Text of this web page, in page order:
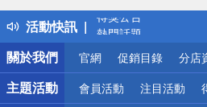
活動快訊
得獎公告
熱門話題
銀行優惠
偏遠地區配送
詐騙網頁！請小心！
關於我們
官網 促銷目錄 分店
主題活動 會員活動 注目活動